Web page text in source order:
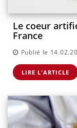
Le coeur
France
Publié le
LIRE L'ARTICLE